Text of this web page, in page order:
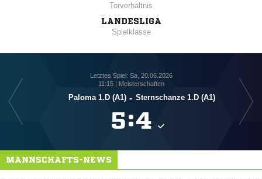
Torverhältnis
LANDESLIGA
Spielklasse
Letztes Spiel: Sa, 20.06.2026
11:15 | Meisterschaften
Paloma 1.D (A1) - Sternschanze 1.D (A1)
:
MANNSCHAFTS-NEWS